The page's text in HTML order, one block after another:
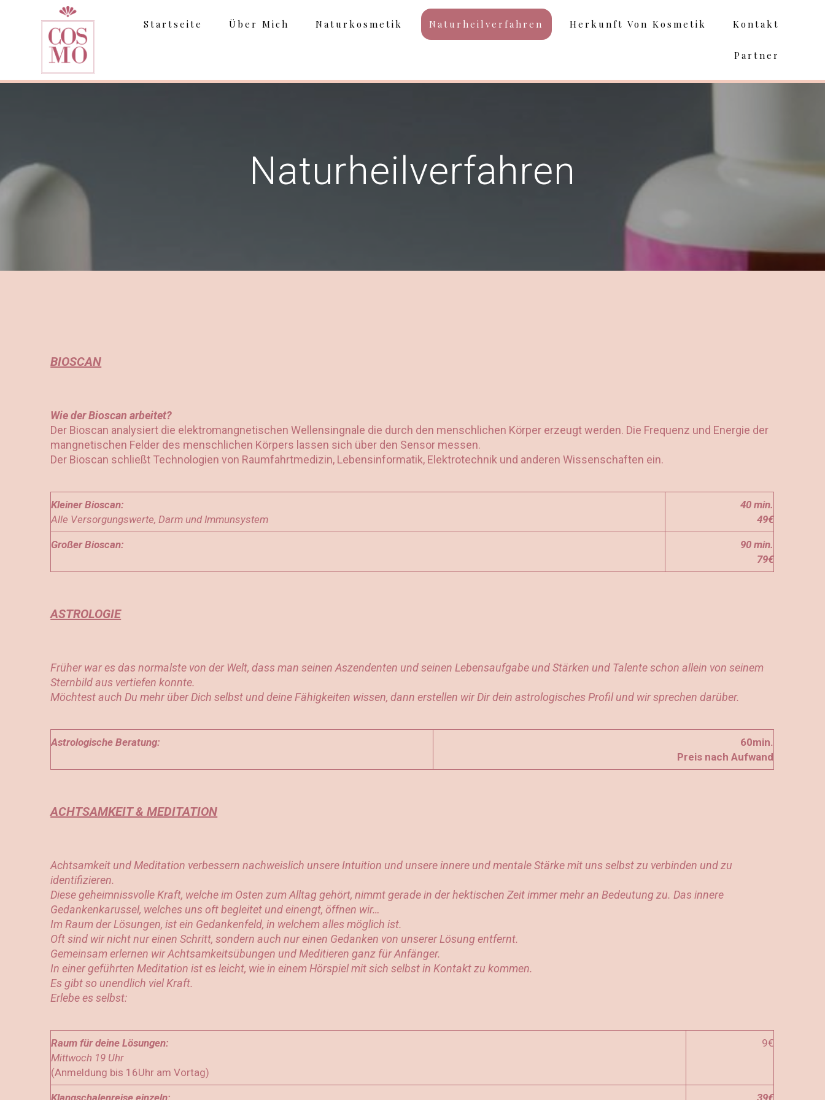
Startseite Über Mich Naturkosmetik Naturheilverfahren Herkunft Von Kosmetik Kontakt
Partner
Naturheilverfahren
BIOSCAN
Wie der Bioscan arbeitet?
Der Bioscan analysiert die elektromangnetischen Wellensingnale die durch den menschlichen Körper erzeugt werden. Die Frequenz und Energie der
mangnetischen Felder des menschlichen Körpers lassen sich über den Sensor messen.
Der Bioscan schließt Technologien von Raumfahrtmedizin, Lebensinformatik, Elektrotechnik und anderen Wissenschaften ein.
Kleiner Bioscan:
Alle Versorgungswerte, Darm und Immunsystem
40 min.
49€
Großer Bioscan:
90 min.
79€
ASTROLOGIE
Früher war es das normalste von der Welt, dass man seinen Aszendenten und seinen Lebensaufgabe und Stärken und Talente schon allein von seinem
Sternbild aus vertiefen konnte.
Möchtest auch Du mehr über Dich selbst und deine Fähigkeiten wissen, dann erstellen wir Dir dein astrologisches Profil und wir sprechen darüber.
Astrologische Beratung:
60min.
Preis nach Aufwand
ACHTSAMKEIT & MEDITATION
Achtsamkeit und Meditation verbessern nachweislich unsere Intuition und unsere innere und mentale Stärke mit uns selbst zu verbinden und zu
identifizieren.
Diese geheimnissvolle Kraft, welche im Osten zum Alltag gehört, nimmt gerade in der hektischen Zeit immer mehr an Bedeutung zu. Das innere
Gedankenkarussel, welches uns oft begleitet und einengt, öffnen wir…
Im Raum der Lösungen, ist ein Gedankenfeld, in welchem alles möglich ist.
Oft sind wir nicht nur einen Schritt, sondern auch nur einen Gedanken von unserer Lösung entfernt.
Gemeinsam erlernen wir Achtsamkeitsübungen und Meditieren ganz für Anfänger.
In einer geführten Meditation ist es leicht, wie in einem Hörspiel mit sich selbst in Kontakt zu kommen.
Es gibt so unendlich viel Kraft.
Erlebe es selbst:
Raum für deine Lösungen:
Mittwoch 19 Uhr
(Anmeldung bis 16Uhr am Vortag)
9€